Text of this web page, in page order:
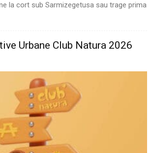
la cort sub Sarmizegetusa sau trage prima
Urbane Club Natura 2026